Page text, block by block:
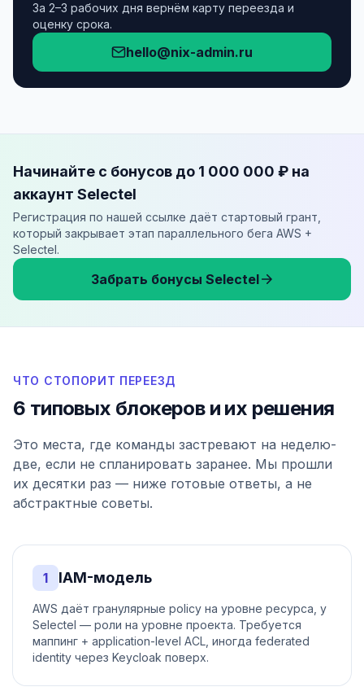
За 2–3 рабочих дня вернём карту переезда и
оценку срока.
hello@nix-admin.ru
Начинайте с бонусов до 1 000 000 ₽ на
аккаунт Selectel
Регистрация по нашей ссылке даёт стартовый грант,
который закрывает этап параллельного бега AWS +
Selectel.
Забрать бонусы Selectel
ЧТО СТОПОРИТ ПЕРЕЕЗД
6 типовых блокеров и их решения
Это места, где команды застревают на неделю-
две, если не спланировать заранее. Мы прошли
их десятки раз — ниже готовые ответы, а не
абстрактные советы.
1 IAM-модель
AWS даёт гранулярные policy на уровне ресурса, у
Selectel — роли на уровне проекта. Требуется
маппинг + application-level ACL, иногда federated
identity через Keycloak поверх.